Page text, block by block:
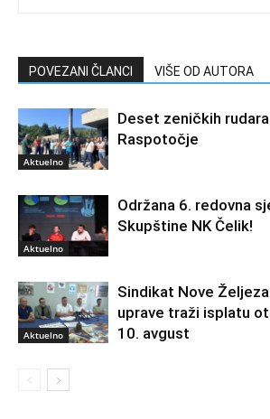
POVEZANI ČLANCI VIŠE OD AUTORA
Aktuelno
Deset zeničkih
Raspotočje
Aktuelno
Održana 6. redovna
Skupštine NK Čelik!
Aktuelno
Sindikat Nove
uprave traži isplatu
10. avgust